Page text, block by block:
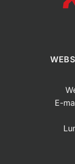
E-